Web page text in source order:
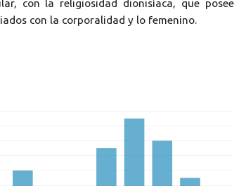
con la religiosidad dionisíaca, que posee
con la corporalidad y lo femenino.